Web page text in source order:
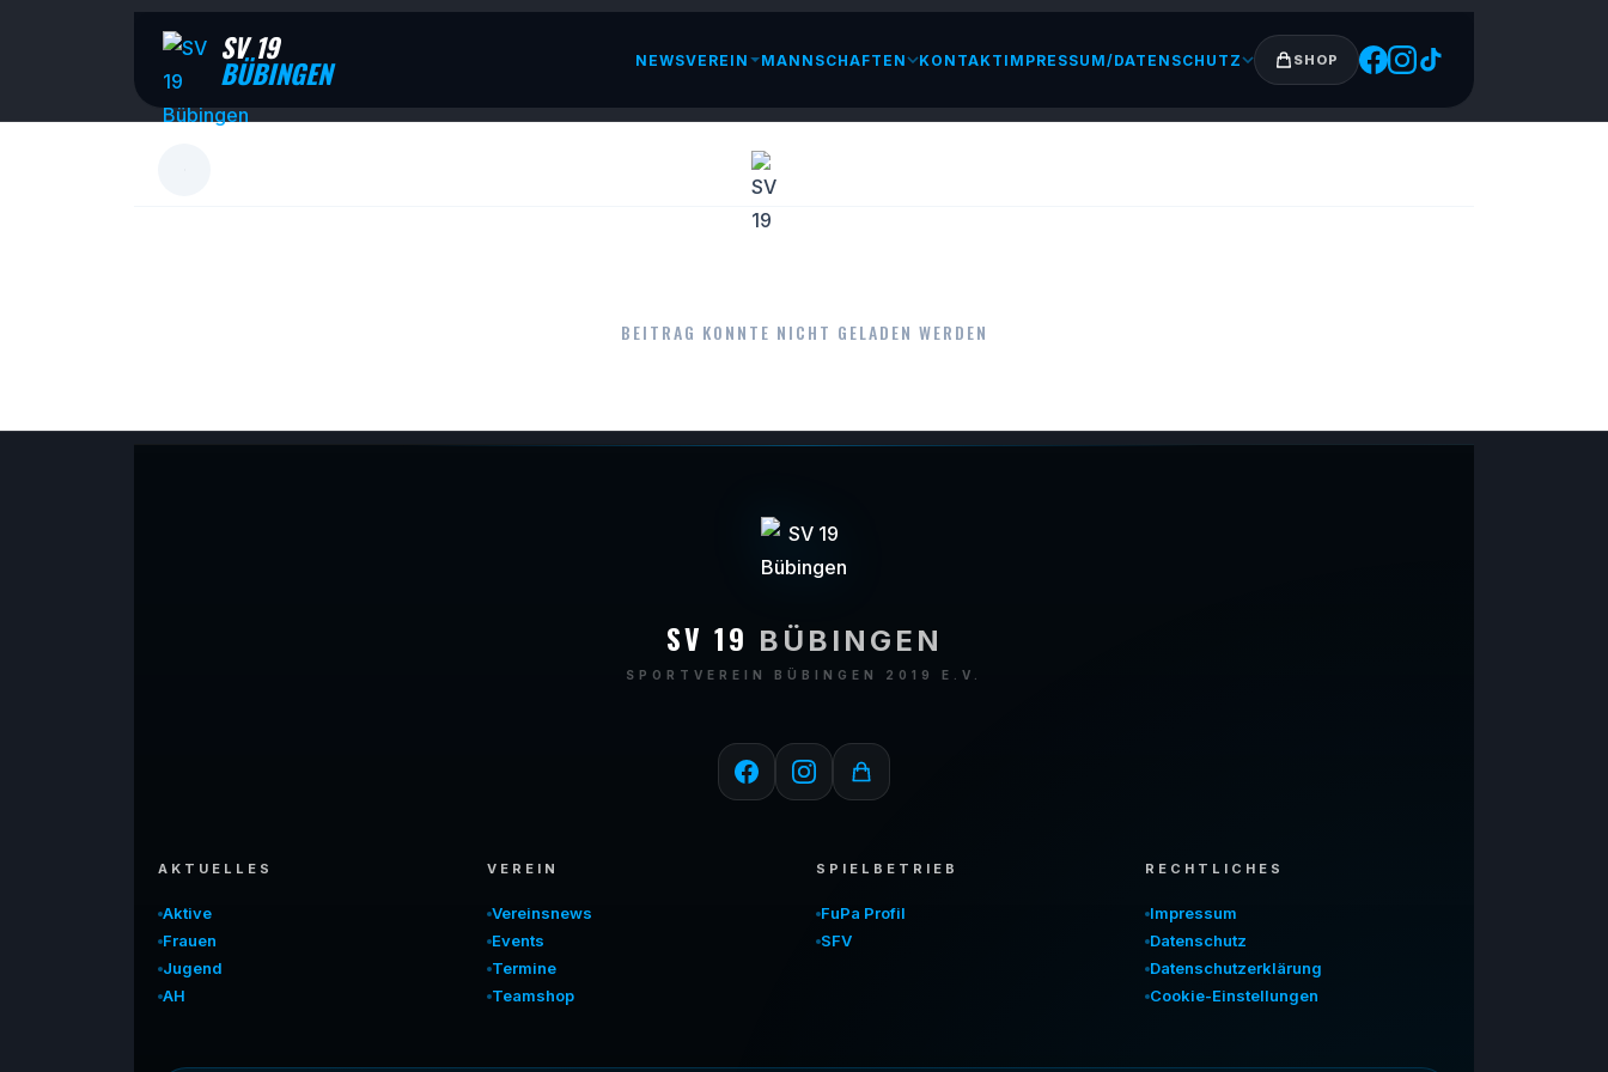
SV 19
BÜBINGEN NEWSVEREIN MANNSCHAFTEN KONTAKT IMPRESSUM/DATENSCHUTZ SHOP
BEITRAG KONNTE NICHT GELADEN WERDEN
SV 19 BÜBINGEN
SPORTVEREIN BÜBINGEN 2019 E.V.
AKTUELLES
Aktive
Frauen
Jugend
AH
VEREIN
Vereinsnews
Events
Termine
Teamshop
SPIELBETRIEB
FuPa Profil
SFV
RECHTLICHES
Impressum
Datenschutz
Datenschutzerklärung
Cookie-Einstellungen